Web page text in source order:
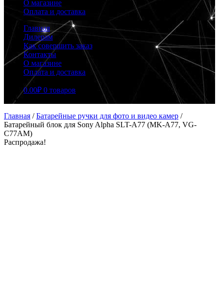
О магазине
Оплата и доставка
Главная
Дилерам
Как совершить заказ
Контакты
О магазине
Оплата и доставка
0.00₽ 0 товаров
Главная /Батарейные ручки для фото и видео камер /
Батарейный блок для Sony Alpha SLT-A77 (MK-A77, VG-
C77AM)
Распродажа!